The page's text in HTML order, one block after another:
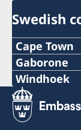
Swedish
Cape Town
Phone
+27 21 300
E mail
Gaborone
Phone
+267 393 13
Windhoek
Mobile
+264 81 122